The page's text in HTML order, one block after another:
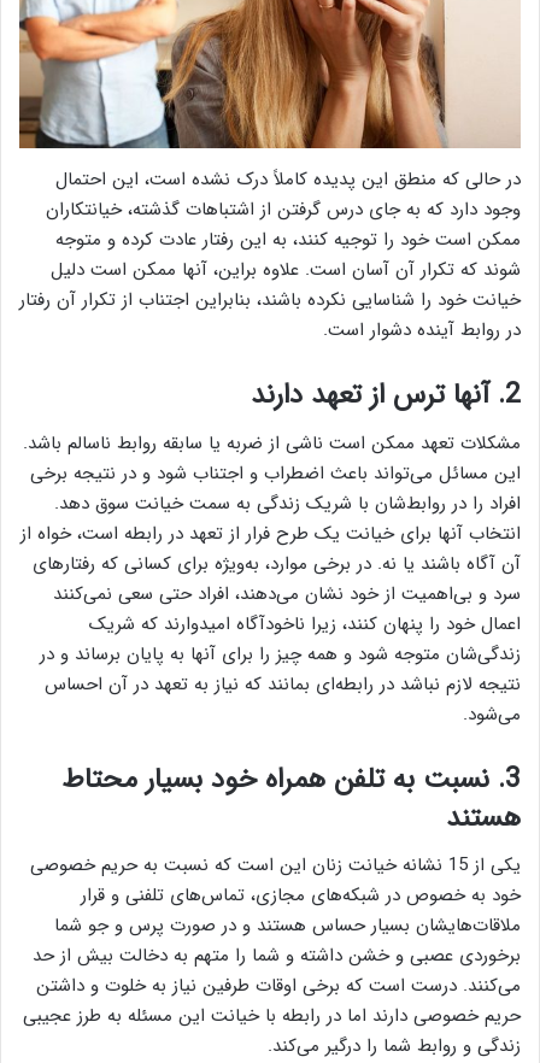
در حالی که منطق این پدیده کاملاً درک نشده است، این احتمال
وجود دارد که به جای درس گرفتن از اشتباهات گذشته، خیانتکاران
ممکن است خود را توجیه کنند، به این رفتار عادت کرده و متوجه
شوند که تکرار آن آسان است. علاوه براین، آنها ممکن است دلیل
خیانت خود را شناسایی نکرده باشند، بنابراین اجتناب از تکرار آن رفتار
در روابط آینده دشوار است.
2. آنها ترس از تعهد دارند
مشکلات تعهد ممکن است ناشی از ضربه یا سابقه روابط ناسالم باشد.
این مسائل می‌تواند باعث اضطراب و اجتناب شود و در نتیجه برخی
افراد را در روابط‌شان با شریک زندگی به سمت خیانت سوق دهد.
انتخاب آنها برای خیانت یک طرح فرار از تعهد در رابطه است، خواه از
آن آگاه باشند یا نه. در برخی موارد، به‌ویژه برای کسانی که رفتارهای
سرد و بی‌اهمیت از خود نشان می‌دهند، افراد حتی سعی نمی‌کنند
اعمال خود را پنهان کنند، زیرا ناخودآگاه امیدوارند که شریک
زندگی‌شان متوجه شود و همه چیز را برای آنها به پایان برساند و در
نتیجه لازم نباشد در رابطه‌ای بمانند که نیاز به تعهد در آن احساس
می‌شود.
3. نسبت به تلفن همراه خود بسیار محتاط
هستند
یکی از 15 نشانه خیانت زنان این است که نسبت به حریم خصوصی
خود به خصوص در شبکه‌های مجازی، تماس‌های تلفنی و قرار
ملاقات‌هایشان بسیار حساس هستند و در صورت پرس و جو شما
برخوردی عصبی و خشن داشته و شما را متهم به دخالت بیش از حد
می‌کنند. درست است که برخی اوقات طرفین نیاز به خلوت و داشتن
حریم خصوصی دارند اما در رابطه با خیانت این مسئله به طرز عجیبی
زندگی و روابط شما را درگیر می‌کند.